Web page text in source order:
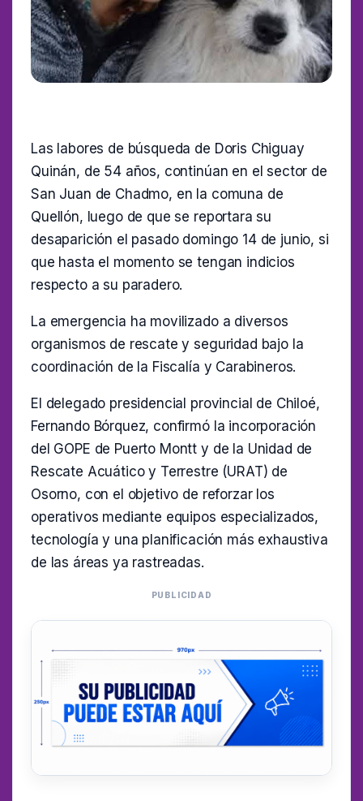
Las labores de búsqueda de Doris Chiguay
Quinán, de 54 años, continúan en el sector de
San Juan de Chadmo, en la comuna de
Quellón, luego de que se reportara su
desaparición el pasado domingo 14 de junio, si
que hasta el momento se tengan indicios
respecto a su paradero.
La emergencia ha movilizado a diversos
organismos de rescate y seguridad bajo la
coordinación de la Fiscalía y Carabineros.
El delegado presidencial provincial de Chiloé,
Fernando Bórquez, confirmó la incorporación
del GOPE de Puerto Montt y de la Unidad de
Rescate Acuático y Terrestre (URAT) de
Osorno, con el objetivo de reforzar los
operativos mediante equipos especializados,
tecnología y una planificación más exhaustiva
de las áreas ya rastreadas.
PUBLICIDAD